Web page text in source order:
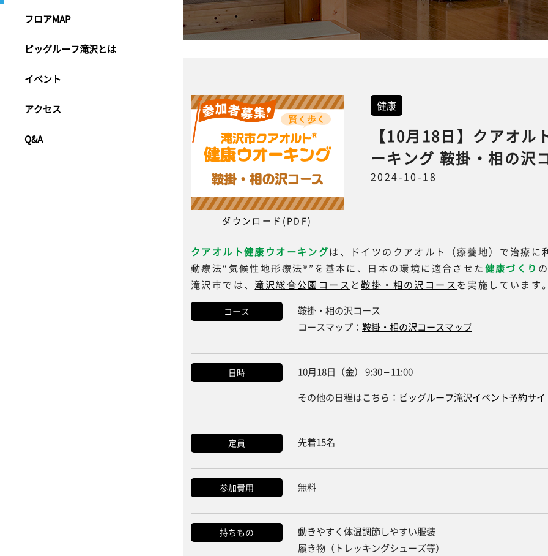
フロアMAP
ビッグルーフ滝沢とは
イベント
アクセス
Q&A
ダウンロード(PDF)
健康
【10月18日】クアオル
ーキング 鞍掛・相の沢
2024-10-18
クアオルト健康ウオーキングは、ドイツのクアオルト（療養地）で治療に
動療法“気候性地形療法®”を基本に、日本の環境に適合させた健康づくり
滝沢市では、滝沢総合公園コース と鞍掛・相の沢コース を実施しています
コース
鞍掛・相の沢コース
コースマップ： 鞍掛・相の沢コースマップ
日時
10月18日（金） 9:30 – 11:00
その他の日程はこちら： ビッグルーフ滝沢イベント予約サ
定員 先着15名
参加費用 無料
持ちもの
動きやすく体温調節しやすい服装
履き物（トレッキングシューズ等）